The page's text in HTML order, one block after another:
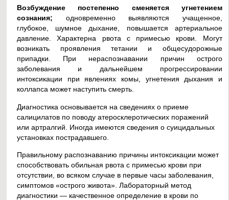
Возбуждение постепенно сменяется угнетением
сознания; одновременно выявляются учащенное,
глубокое, шумное дыхание, повышается артериальное
давление. Характерна рвота с примесью крови. Могут
возникать проявления тетании и общесудорожные
припадки. При нераспознавании причин острого
заболевания и дальнейшем прогрессировании
интоксикации при явлениях комы, угнетения дыхания и
коллапса может наступить смерть.
Диагностика основывается на сведениях о приеме
салицилатов по поводу атеросклеротических поражений
или артралгий. Иногда имеются сведения о суицидальных
установках пострадавшего.
Правильному распознаванию причины интоксикации может
способствовать обильная рвота с примесью крови при
отсутствии, во всяком случае в первые часы заболевания,
симптомов «острого живота». Лабораторный метод
диагностики — качественное определение в крови по